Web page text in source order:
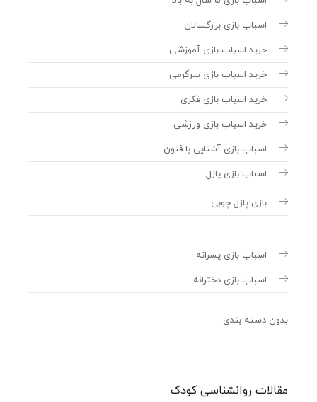
اسباب بازی بزرگسالان
خرید اسباب بازی آموزشی
خرید اسباب بازی سرگرمی
خرید اسباب بازی فکری
خرید اسباب بازی ورزشی
اسباب بازی آشنایی با فنون
اسباب بازی پازل
بازی پازل چوبی
اسباب بازی پسرانه
اسباب بازی دخترانه
بدون دسته بندی
مقالات روانشناسی کودک